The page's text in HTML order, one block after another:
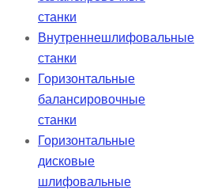
станки
Внутреннешлифовальные
станки
Горизонтальные
балансировочные
станки
Горизонтальные
дисковые
шлифовальные